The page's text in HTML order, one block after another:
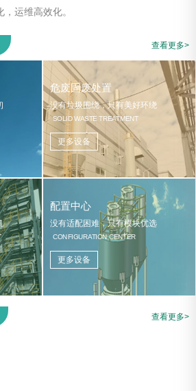
运维高效化。
查看更多>
危废固废处置
没有垃圾围绕，只有美好环绕
SOLID WASTE TREATMENT
更多设备
配置中心
没有适配困难，只有模块优选
CONFIGURATION CENTER
更多设备
查看更多>